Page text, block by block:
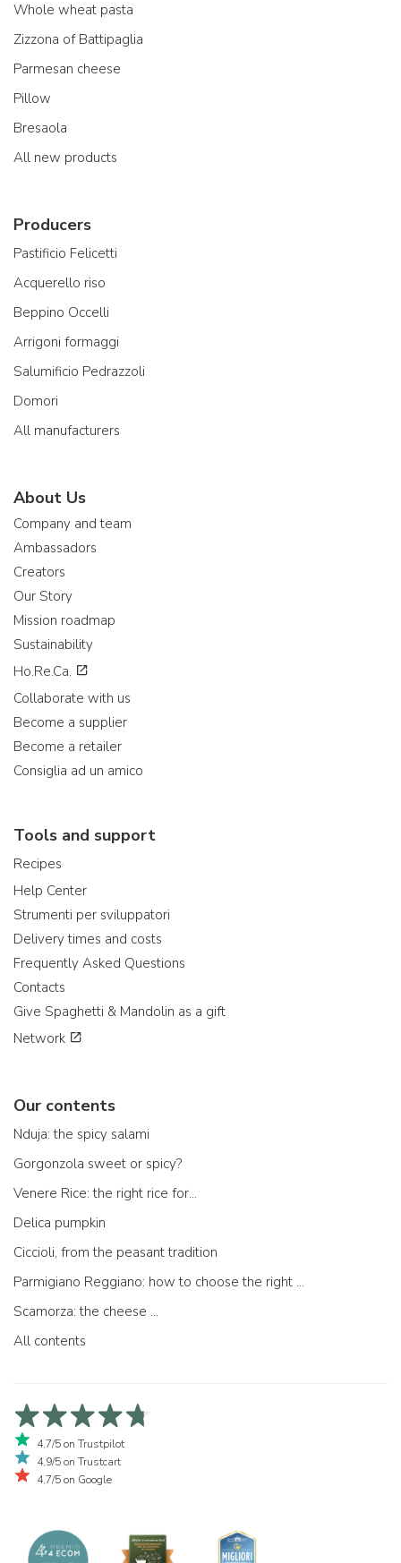
Whole wheat pasta
Zizzona of Battipaglia
Parmesan cheese
Pillow
Bresaola
All new products
Producers
Pastificio Felicetti
Acquerello riso
Beppino Occelli
Arrigoni formaggi
Salumificio Pedrazzoli
Domori
All manufacturers
About Us
Company and team
Ambassadors
Creators
Our Story
Mission roadmap
Sustainability
Ho.Re.Ca.
Collaborate with us
Become a supplier
Become a retailer
Consiglia ad un amico
Tools and support
Recipes
Help Center
Strumenti per sviluppatori
Delivery times and costs
Frequently Asked Questions
Contacts
Give Spaghetti & Mandolin as a gift
Network
Our contents
Nduja: the spicy salami
Gorgonzola sweet or spicy?
Venere Rice: the right rice for...
Delica pumpkin
Ciccioli, from the peasant tradition
Parmigiano Reggiano: how to choose the right one
Scamorza: the cheese ...
All contents
4,7/5 on Trustpilot
4,9/5 on Trustcart
4,7/5 on Google